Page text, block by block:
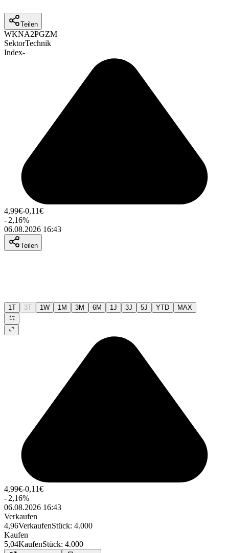
Teilen
WKNA2PGZM
SektorTechnik
Index-
4,99€-0,11€
- 2,16%
06.08.2026 16:43
Teilen
1T 3T 1W 1M 3M 6M 1J 3J 5J YTD MAX
4,99€-0,11€
- 2,16%
06.08.2026 16:43
Verkaufen
4,96VerkaufenStück: 4.000
Kaufen
5,04KaufenStück: 4.000